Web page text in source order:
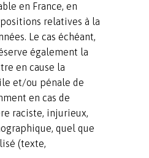
en France, en
relatives à la
Le cas échéant,
également la
en cause la
et/ou pénale de
en cas de
raciste, injurieux,
quel que
(texte,